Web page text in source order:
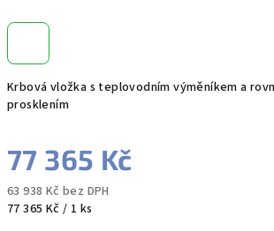
Krbová vložka s teplovodním výměníkem a
prosklením
77 365 Kč
63 938 Kč bez DPH
Měrná
77 365 Kč / 1 ks